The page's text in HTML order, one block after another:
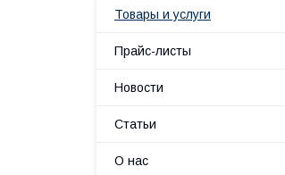
Товары и услуги
Прайс-листы
Новости
Статьи
О нас